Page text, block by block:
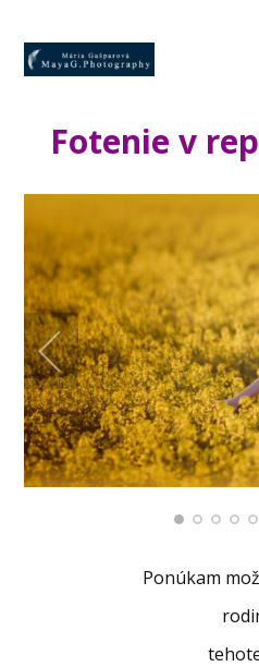
Fotenie v
Ponúkam